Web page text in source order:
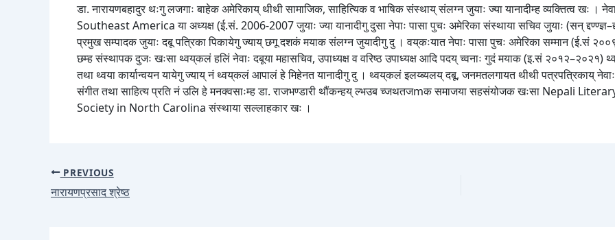
डा. नारायणबहादुर थःगु लजगाः बाहेक अमेरिकाय् थीथी सामाजिक, साहित्यिक व भाषिक संस्थाय् संलग्न जुयाः ज्या यानादीम्ह व्यक्तित्व
Southeast America या अध्यक्ष (ई.सं. 2006-2007 जुयाः ज्या यानादीगु दुसा नेपाः पासा पुचः अमेरिका संस्थाया सचिव जुयाः (सन्
प्रमुख सम्पादक जुयाः दबू पत्रिका पिकायेगु ज्याय् छगू दशकं मयाक संलग्न जुयादीगु दु । वय्‌कःयात नेपाः पासा पुचः अमेरिका सम्मान (ई.सं २००९)
छम्ह संस्थापक दुजः खःसा थ्वय्‌कलं हलिं नेवाः दबूया महासचिव, उपाध्यक्ष व वरिष्ठ उपाध्यक्ष आदि पदय् च्वनाः गुदं मयाक (इ.सं २०१२–२०२१) थ्व
तथा थ्वया कार्यान्वयन यायेगु ज्याय् नं थ्वय्‌कलं आपालं हे मिहेनत यानादीगु दु । थ्वय्‌कलं इलय्ब्यलय् दबू, जनमतलगायत थीथी पत्रपत्रिकाय् नेवाः
संगीत तथा साहित्य प्रति नं उलि हे मनक्वसाःम्ह डा. राजभण्डारी थौंकन्हय् ल्भउब च्जथतजmक समाजया सहसंयोजक खःसा Nepali
Society in North Carolina संस्थाया सल्लाहकार खः ।
PREVIOUS
नारायणप्रसाद श्रेष्ठ